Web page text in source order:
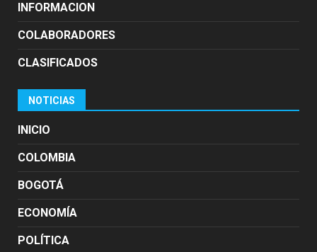
INFORMACION
COLABORADORES
CLASIFICADOS
NOTICIAS
INICIO
COLOMBIA
BOGOTÁ
ECONOMÍA
POLÍTICA